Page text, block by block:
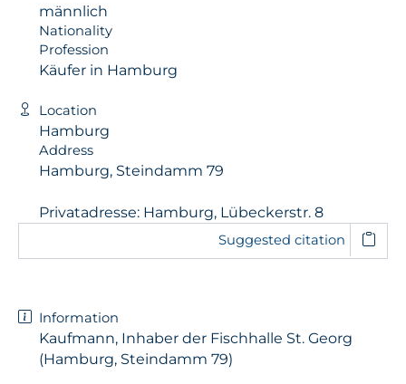
männlich
Nationality
Profession
Käufer in Hamburg
Location
Hamburg
Address
Hamburg, Steindamm 79
Privatadresse: Hamburg, Lübeckerstr. 8
Suggested citation
Information
Kaufmann, Inhaber der Fischhalle St. Georg
(Hamburg, Steindamm 79)